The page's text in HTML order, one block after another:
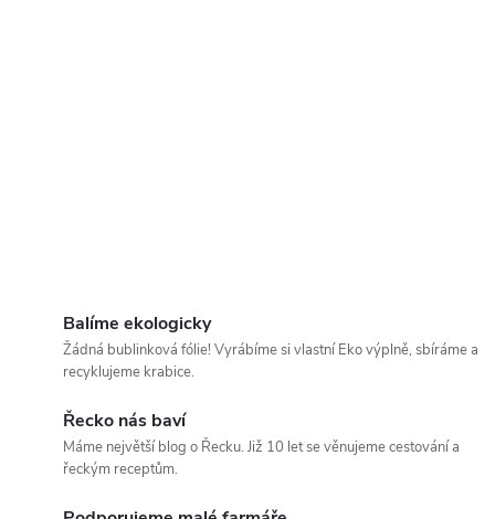
Balíme ekologicky
Žádná bublinková fólie! Vyrábíme si vlastní Eko výplně, sbíráme a
recyklujeme krabice.
Řecko nás baví
Máme největší blog o Řecku. Již 10 let se věnujeme cestování a
řeckým receptům.